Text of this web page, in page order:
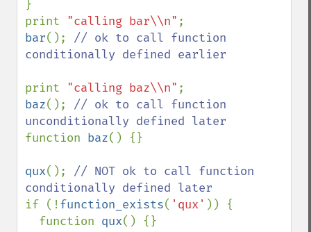
}
print "calling bar\\n"
bar(); // ok to call function
conditionally defined earlier
print "calling baz\\n"
baz(); // ok to call function
function baz() {}
qux(); // NOT ok to call function
if (!function_exists( 'qux' )) {
  function
qux() {}